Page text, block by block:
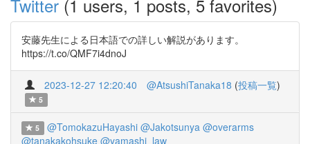
Twitter (1 users, 1 posts, 5 favorites)
安藤先生による日本語での詳しい解説があります。
https://t.co/QMF7i4dnoJ
2023-12-27 12:20:40 @AtsushiTanaka18 (投稿一覧)
5
5 @TomokazuHayashi @Jakotsunya @overarms
@tanakakohsuke @yamashi_law